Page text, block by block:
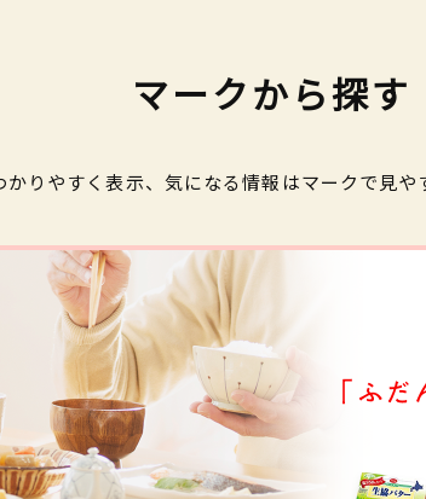
マークから探す
りやすく表示、気になる情報はマークで見や